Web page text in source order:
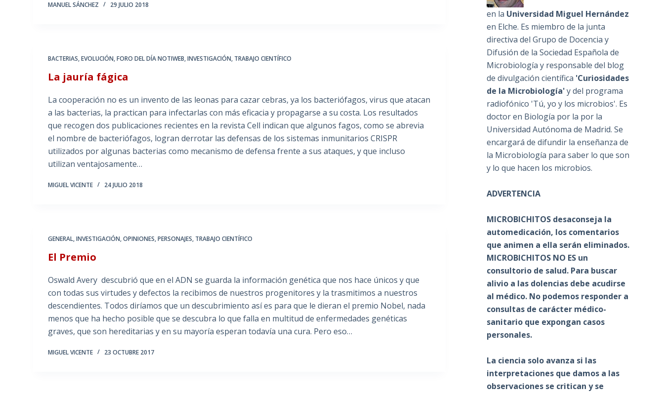
MANUEL SÁNCHEZ 29 JULIO 2018
BACTERIAS,EVOLUCIÓN,FORO DEL DÍA NOTIWEB,INVESTIGACIÓN, TRABAJO CIENTÍFICO
La jauría fágica
La cooperación no es un invento de las leonas para cazar cebras, ya los bacteriófagos, virus que atacan
a las bacterias, la practican para infectarlas con más eficacia y propagarse a su costa. Los resultados
que recogen dos publicaciones recientes en la revista Cell indican que algunos fagos, como se abrevia
el nombre de bacteriófagos, logran derrotar las defensas de los sistemas inmunitarios CRISPR
utilizados por algunas bacterias como mecanismo de defensa frente a sus ataques, y que incluso
utilizan ventajosamente…
MIGUEL VICENTE 24 JULIO 2018
GENERAL,INVESTIGACIÓN,OPINIONES,PERSONAJES, TRABAJO CIENTÍFICO
El Premio
Oswald Avery descubrió que en el ADN se guarda la información genética que nos hace únicos y que
con todas sus virtudes y defectos la recibimos de nuestros progenitores y la trasmitimos a nuestros
descendientes. Todos diríamos que un descubrimiento así es para que le dieran el premio Nobel, nada
menos que ha hecho posible que se descubra lo que falla en multitud de enfermedades genéticas
graves, que son hereditarias y en su mayoría esperan todavía una cura. Pero eso…
MIGUEL VICENTE 23 OCTUBRE 2017
en la Universidad Miguel Hernández
en Elche. Es miembro de la junta
directiva del Grupo de Docencia y
Difusión de la Sociedad Española de
Microbiología y responsable del blog
de divulgación científica 'Curiosidades
de la Microbiología'y del programa
radiofónico 'Tú, yo y los microbios'. Es
doctor en Biología por la por la
Universidad Autónoma de Madrid. Se
encargará de difundir la enseñanza de
la Microbiología para saber lo que son
y lo que hacen los microbios.
ADVERTENCIA
MICROBICHITOS desaconseja la
automedicación, los comentarios
que animen a ella serán eliminados.
MICROBICHITOS NO ES un
consultorio de salud. Para buscar
alivio a las dolencias debe acudirse
al médico. No podemos responder a
consultas de carácter médico-
sanitario que expongan casos
personales.
La ciencia solo avanza si las
interpretaciones que damos a las
observaciones se critican y se